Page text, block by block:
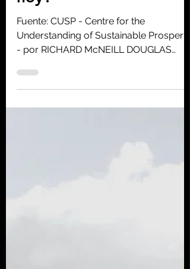
Homo consciens
Crecimiento económico:
¿nuestra religión de
Fuente: CUSP - Centre for the